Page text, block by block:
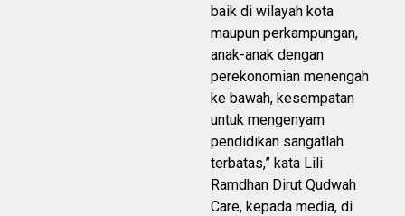
baik di wilayah kota
maupun perkampungan,
anak-anak dengan
perekonomian menengah
ke bawah, kesempatan
untuk mengenyam
pendidikan sangatlah
terbatas,” kata Lili
Ramdhan Dirut Qudwah
Care, kepada media, di